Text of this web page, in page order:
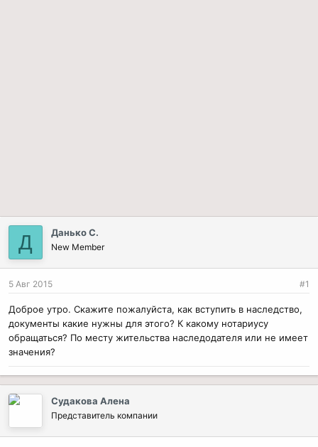
Д Данько С.
New Member
5 Авг 2015 #1
Доброе утро. Скажите пожалуйста, как вступить в наследство,
документы какие нужны для этого? К какому нотариусу
обращаться? По месту жительства наследодателя или не имеет
значения?
Судакова Алена
Представитель компании